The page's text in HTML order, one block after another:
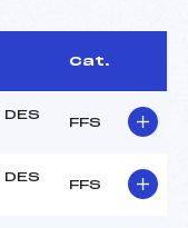
Cat.
DES
FFS
DES
FFS